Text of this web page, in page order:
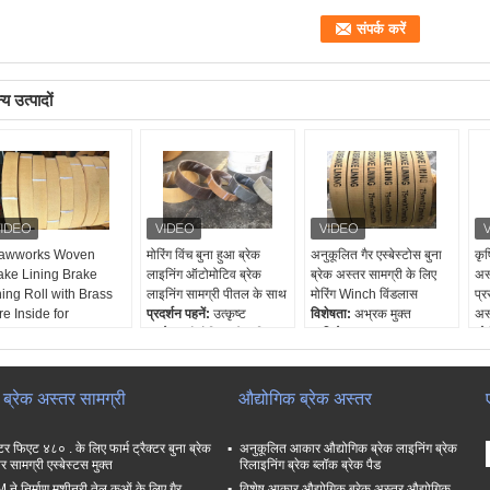
उत्पादों
Woven
Lining Brake
Roll with Brass
Inside for
पहनें:उत्कृष्ट
शुल्क नमूना:उपलब्ध
मोरिंग विंच बुना हुआ ब्रेक
लाइनिंग ऑटोमोटिव ब्रेक
लाइनिंग सामग्री पीतल के साथ
प्रदर्शन पहनें:उत्कृष्ट
नि: शुल्क नमूना:उपलब्ध
अनुकूलित गैर एस्बेस्टोस बुना
ब्रेक अस्तर सामग्री के लिए
मोरिंग Winch विंडलास
विशेषता: अभ्रक मुक्त
निशल्क नमूने:हाँ
ब्रेक अस्तर सामग्री
फिएट ४८० . के लिए फार्म ट्रैक्टर बुना ब्रेक
सामग्री एस्बेस्टस मुक्त
औद्योगिक ब्रेक अस्तर
अनुकूलित आकार औद्योगिक ब्रेक लाइनिंग ब्रेक
रिलाइनिंग ब्रेक ब्लॉक ब्रेक पैड